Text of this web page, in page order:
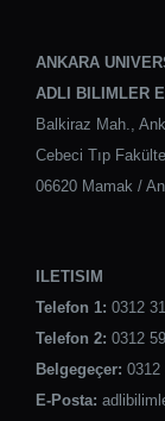
ANKARA
ADLI BILIMLER
Balkiraz Mah.,
Cebeci Tıp
06620 Mamak /
ILETISIM
Telefon 1: 0312
Telefon 2: 0312
Belgegeçer: 0312
E-Posta: